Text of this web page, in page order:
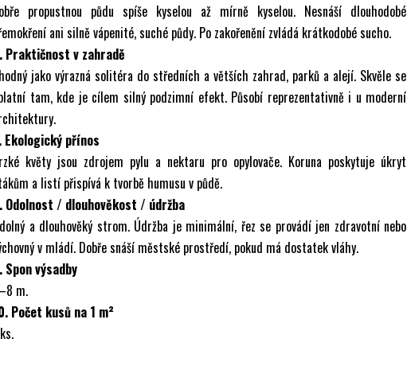
propustnou půdu spíše kyselou až mírně kyselou. Nesnáší dlouhodobé
ani silně vápenité, suché půdy. Po zakořenění zvládá krátkodobé sucho.
Praktičnost v zahradě
jako výrazná solitéra do středních a větších zahrad, parků a alejí. Skvěle se
tam, kde je cílem silný podzimní efekt. Působí reprezentativně i u moderní
Ekologický přínos
květy jsou zdrojem pylu a nektaru pro opylovače. Koruna poskytuje úkryt
a listí přispívá k tvorbě humusu v půdě.
Odolnost / dlouhověkost / údržba
a dlouhověký strom. Údržba je minimální, řez se provádí jen zdravotní nebo
v mládí. Dobře snáší městské prostředí, pokud má dostatek vláhy.
Spon výsadby
m.
Počet kusů na 1 m²